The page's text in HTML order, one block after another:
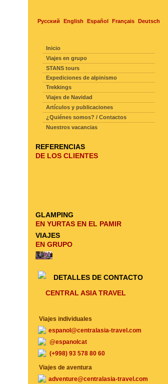
Русский English Español Français Deutsch
Inicio
Viajes en grupo
STANS tours
Expediciones de alpinismo
Trekkings
Viajes de Navidad
Artículos y publicaciones
¿Quiénes somos? / Contactos
Nuestros vacancias
REFERENCIAS
DE LOS CLIENTES
GLAMPING
EN YURTAS EN EL PAMIR
VIAJES
EN GRUPO
DETALLES DE CONTACTO
CENTRAL ASIA TRAVEL
Viajes individuales
espanol@centralasia-travel.com
@espanolcat
(+998) 93 578 80 60
Viajes de aventura
adventure@centralasia-travel.com